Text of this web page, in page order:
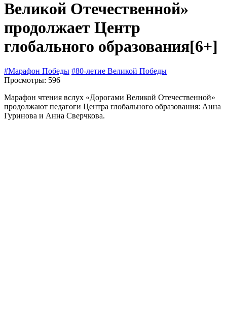
Великой Отечественной»
продолжает Центр
глобального образования[6+]
#Марафон Победы #80-летие Великой Победы
Просмотры: 596
Марафон чтения вслух «Дорогами Великой Отечественной»
продолжают педагоги Центра глобального образования: Анна
Гуринова и Анна Сверчкова.